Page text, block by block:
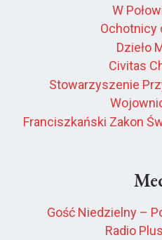
W
Ochotnicy
Dzieło
Civitas
Stowarzyszenie
Franciszkański Zakon
Gość Niedzielny –
Radio